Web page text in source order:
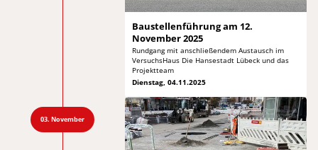
Baustellenführung am 12.
November 2025
Rundgang mit anschließendem Austausch im
VersuchsHaus Die Hansestadt Lübeck und das
Projektteam
Dienstag, 04.11.2025
03. November